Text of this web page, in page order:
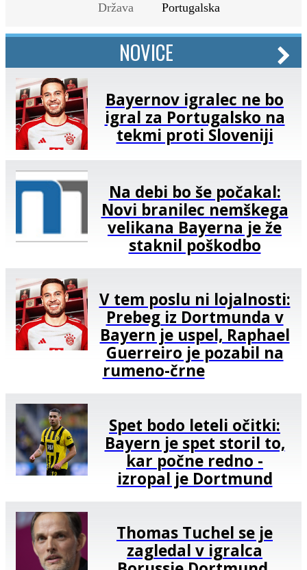
Država
Portugalska
NOVICE
Bayernov igralec ne bo
igral za Portugalsko na
tekmi proti Sloveniji
Na debi bo še počakal:
Novi branilec nemškega
velikana Bayerna je že
staknil poškodbo
V tem poslu ni lojalnosti:
Prebeg iz Dortmunda v
Bayern je uspel, Raphael
Guerreiro je pozabil na
rumeno-črne
Spet bodo leteli očitki:
Bayern je spet storil to,
kar počne redno -
izropal je Dortmund
Thomas Tuchel se je
zagledal v igralca